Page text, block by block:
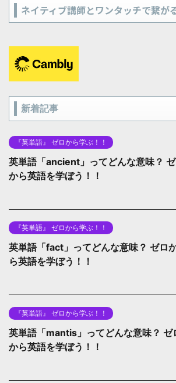
ネイティブ講師とワンタッチで繋が
新着記事
『英単語』 ゼロから学ぶ！！
英単語「ancient」ってどんな意味？
から英語を学ぼう！！
『英単語』 ゼロから学ぶ！！
英単語「fact」ってどんな意味？ ゼロ
ら英語を学ぼう！！
『英単語』 ゼロから学ぶ！！
英単語「mantis」ってどんな意味？ ゼ
から英語を学ぼう！！